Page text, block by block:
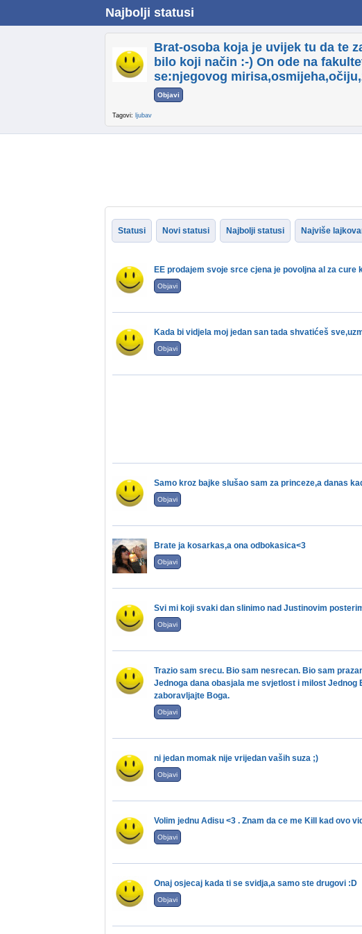
Najbolji statusi
Brat-osoba koja je uvijek tu da te
bilo koji način :-) On ode na
se:njegovog
Objavi
Tagovi: ljubav
Statusi Novi statusi Najbolji statusi Najviše
EE prodajem svoje srce cjena je povoljna al za cure
Objavi
Kada bi vidjela moj jedan san tada shvatićeš
Objavi
Samo kroz bajke slušao sam za princeze,a danas
Objavi
Brate ja kosarkas,a ona odbokasica<3
Objavi
Svi mi koji svaki dan slinimo nad Justinovim
Objavi
Trazio sam srecu. Bio sam nesrecan. Bio sam
Jednoga dana obasjala me svjetlost i milost Jednog
zaboravljajte Boga.
Objavi
ni jedan momak nije vrijedan vaših suza ;)
Objavi
Volim jednu Adisu <3 . Znam da ce me Kill kad ovo
Objavi
Onaj osjecaj kada ti se svidja,a samo ste drugovi :D
Objavi